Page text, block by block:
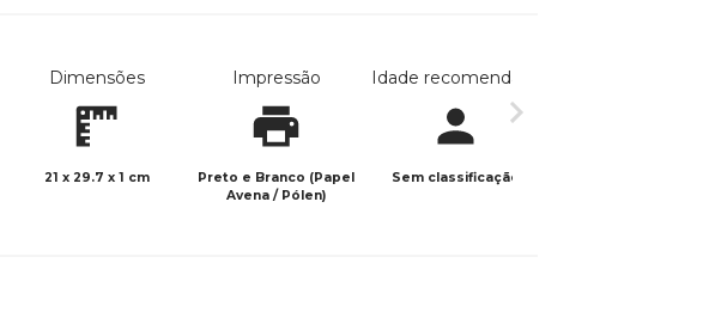
Dimensões
21 x 29.7 x 1 cm
Impressão
Preto e Branco (Papel
Avena / Pólen)
Idade recomendada
Sem classificação